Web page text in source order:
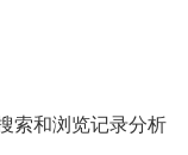
索和浏览记录分析